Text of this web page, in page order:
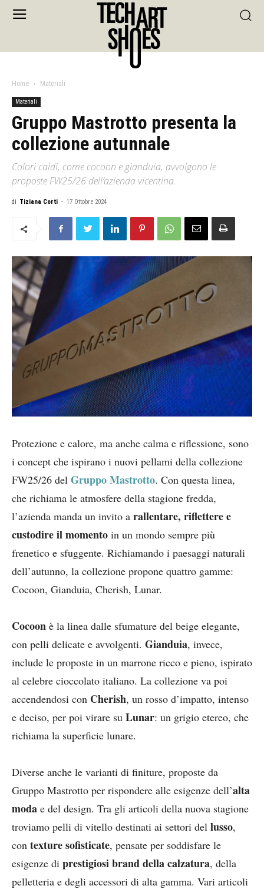
Home Materiali
Materiali
Gruppo Mastrotto presenta la
collezione autunnale
Colori caldi, come cocoon e gianduia, avvolgono le
proposte FW25/26 dell’azienda vicentina.
di Tiziana Corti - 17 Ottobre 2024
Protezione e calore, ma anche calma e riflessione, sono
i concept che ispirano i nuovi pellami della collezione
FW25/26 del Gruppo Mastrotto. Con questa linea,
che richiama le atmosfere della stagione fredda,
l’azienda manda un invito a rallentare, riflettere e
custodire il momento in un mondo sempre più
frenetico e sfuggente. Richiamando i paesaggi naturali
dell’autunno, la collezione propone quattro gamme:
Cocoon, Gianduia, Cherish, Lunar.
Cocoon è la linea dalle sfumature del beige elegante,
con pelli delicate e avvolgenti. Gianduia, invece,
include le proposte in un marrone ricco e pieno, ispirato
al celebre cioccolato italiano. La collezione va poi
accendendosi con Cherish, un rosso d’impatto, intenso
e deciso, per poi virare su Lunar: un grigio etereo, che
richiama la superficie lunare.
Diverse anche le varianti di finiture, proposte da
Gruppo Mastrotto per rispondere alle esigenze dell’alta
moda e del design. Tra gli articoli della nuova stagione
troviamo pelli di vitello destinati ai settori del lusso,
con texture sofisticate, pensate per soddisfare le
esigenze di prestigiosi brand della calzatura, della
pelletteria e degli accessori di alta gamma. Vari articoli